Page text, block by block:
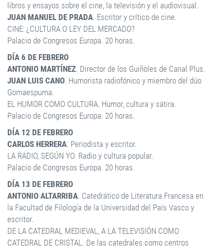
libros y ensayos sobre el cine, la televisión y el audiovisual.
JUAN MANUEL DE PRADA. Escritor y crítico de cine.
CINE: ¿CULTURA O LEY DEL MERCADO?
Palacio de Congresos Europa. 20 horas.
DÍA 6 DE FEBRERO
ANTONIO MARTÍNEZ. Director de los Guiñoles de Canal Plus.
JUAN LUIS CANO. Humorista radiofónico y miembro del dúo
Gomaespuma.
EL HUMOR COMO CULTURA. Humor, cultura y sátira.
Palacio de Congresos Europa. 20 horas.
DÍA 12 DE FEBRERO
CARLOS HERRERA. Periodista y escritor.
LA RADIO, SEGÚN YO. Radio y cultura popular.
Palacio de Congresos Europa. 20 horas.
DÍA 13 DE FEBRERO
ANTONIO ALTARRIBA. Catedrático de Literatura Francesa en
la Facultad de Filología de la Universidad del País Vasco y
escritor.
DE LA CATEDRAL MEDIEVAL, A LA TELEVISIÓN COMO
CATEDRAL DE CRISTAL. De las catedrales como centros